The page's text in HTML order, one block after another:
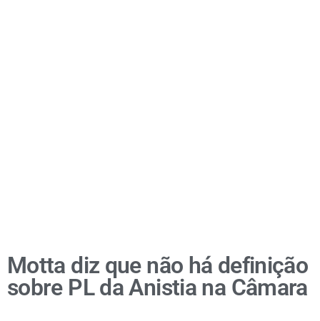
Motta diz que não há definição
sobre PL da Anistia na Câmara